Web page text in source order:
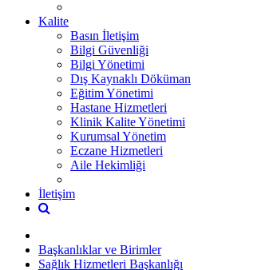
Kalite
Basın İletişim
Bilgi Güvenliği
Bilgi Yönetimi
Dış Kaynaklı Döküman
Eğitim Yönetimi
Hastane Hizmetleri
Klinik Kalite Yönetimi
Kurumsal Yönetim
Eczane Hizmetleri
Aile Hekimliği
İletişim
Başkanlıklar ve Birimler
Sağlık Hizmetleri Başkanlığı